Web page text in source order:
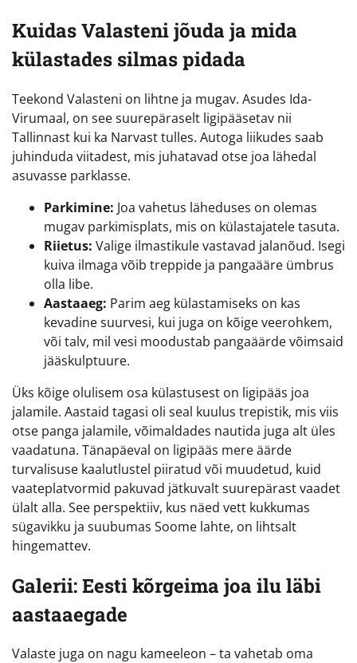
Kuidas Valasteni jõuda ja mida
külastades silmas pidada
Teekond Valasteni on lihtne ja mugav. Asudes Ida-
Virumaal, on see suurepäraselt ligipääsetav nii
Tallinnast kui ka Narvast tulles. Autoga liikudes saab
juhinduda viitadest, mis juhatavad otse joa lähedal
asuvasse parklasse.
Parkimine: Joa vahetus läheduses on olemas
mugav parkimisplats, mis on külastajatele tasuta.
Riietus: Valige ilmastikule vastavad jalanõud. Isegi
kuiva ilmaga võib treppide ja pangaääre ümbrus
olla libe.
Aastaaeg: Parim aeg külastamiseks on kas
kevadine suurvesi, kui juga on kõige veerohkem,
või talv, mil vesi moodustab pangaäärde võimsaid
jääskulptuure.
Üks kõige olulisem osa külastusest on ligipääs joa
jalamile. Aastaid tagasi oli seal kuulus trepistik, mis viis
otse panga jalamile, võimaldades nautida juga alt üles
vaadatuna. Tänapäeval on ligipääs mere äärde
turvalisuse kaalutlustel piiratud või muudetud, kuid
vaateplatvormid pakuvad jätkuvalt suurepärast vaadet
ülalt alla. See perspektiiv, kus näed vett kukkumas
sügavikku ja suubumas Soome lahte, on lihtsalt
hingemattev.
Galerii: Eesti kõrgeima joa ilu läbi
aastaaegade
Valaste juga on nagu kameeleon – ta vahetab oma